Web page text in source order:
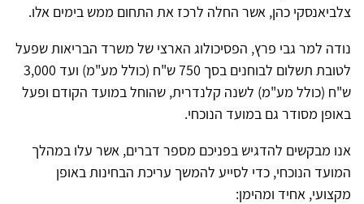
צלביאנסקי כהן, אשר החלה לרכז את התחום ממש בימים אלו.
נודה למר גבי פרץ, הפסיכולוג הארצי של משרד הבריאות שפעל
לטובת תשלום לבוחנים בסך 750 ש"ח (כולל מע"מ) ועד 3,000
ש"ח (כולל מע"מ) לשנה קלנדרית, שהוחל במועד הקודם ופעל
באופן מסודר גם במועד הנוכחי.
אנו מבקשים להדגיש בפניכם מספר דברים, אשר עלו במהלך
המועד הנוכחי, כדי לסייע להמשך עריכת הבחינות באופן
מקצועי, אחיד ומהימן: